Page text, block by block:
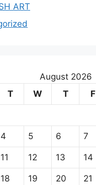
ART
August 2026
T W T F
4 5 6 7
11 12 13 14
18 19 20 21